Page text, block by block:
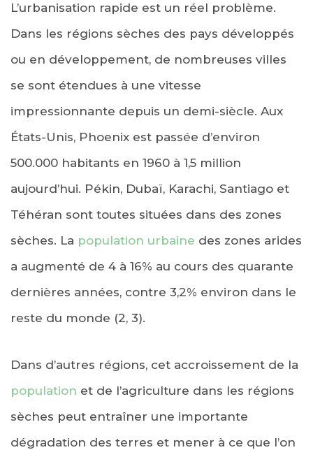
L’urbanisation rapide est un réel problème.
Dans les régions sèches des pays développés
ou en développement, de nombreuses villes
se sont étendues à une vitesse
impressionnante depuis un demi-siècle. Aux
États-Unis, Phoenix est passée d’environ
500.000 habitants en 1960 à 1,5 million
aujourd’hui. Pékin, Dubaï, Karachi, Santiago et
Téhéran sont toutes situées dans des zones
sèches. La population urbaine des zones arides
a augmenté de 4 à 16% au cours des quarante
dernières années, contre 3,2% environ dans le
reste du monde (2, 3).
Dans d’autres régions, cet accroissement de la
population et de l’agriculture dans les régions
sèches peut entraîner une importante
dégradation des terres et mener à ce que l’on